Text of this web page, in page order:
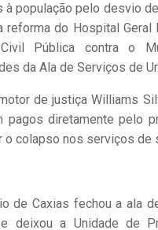
população pelo desvio
do Hospital
Pública contra o
da Ala de Serviços de
de justiça Williams
diretamente pelo
colapso nos serviços de
de Caxias fechou a ala
e deixou a Unidade de